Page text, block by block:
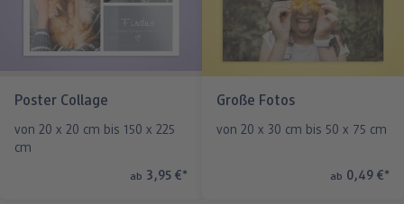
Poster Collage
von 20 x 20 cm bis 150 x 225
cm
ab 3,95 €*
Große Fotos
von 20 x 30 cm bis 50 x 75 cm
ab 0,49 €*